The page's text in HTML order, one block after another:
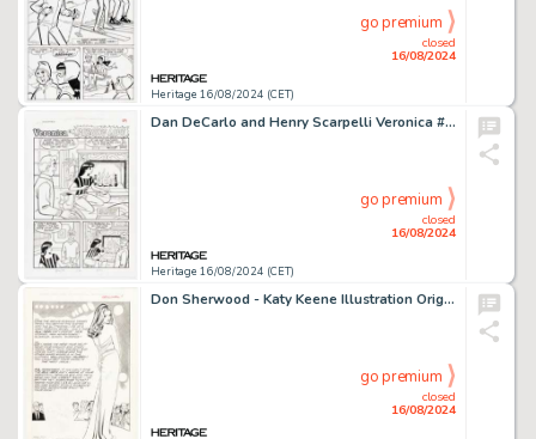
Heritage 16/08/2024 (CET)
closed
16/08/2024
go premium
Dan DeCarlo and Henry Scarpelli Veronica #97 Complete 5-Page Story "Burning Love" Original Art (Archie, 2000). (Total: 5 Original Art)
Heritage 16/08/2024 (CET)
closed
16/08/2024
go premium
Don Sherwood - Katy Keene Illustration Original Art (c. 1983).
closed
16/08/2024
go premium